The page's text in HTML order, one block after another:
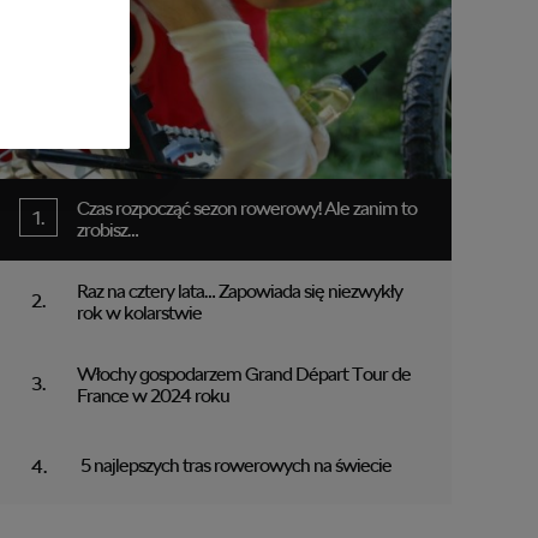
Czas rozpocząć sezon rowerowy! Ale zanim to
zrobisz…
Raz na cztery lata… Zapowiada się niezwykły
rok w kolarstwie
Włochy gospodarzem Grand Départ Tour de
France w 2024 roku
5 najlepszych tras rowerowych na świecie